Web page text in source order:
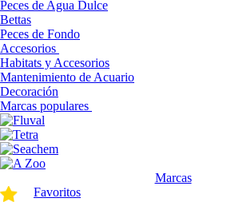
Peces de Agua Dulce
Bettas
Peces de Fondo
Accesorios
Habitats y Accesorios
Mantenimiento de Acuario
Decoración
Marcas populares
Marcas
Favoritos